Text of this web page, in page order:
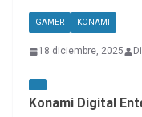
GAMER KONAMI
18 diciembre, 2025
Konami Digital